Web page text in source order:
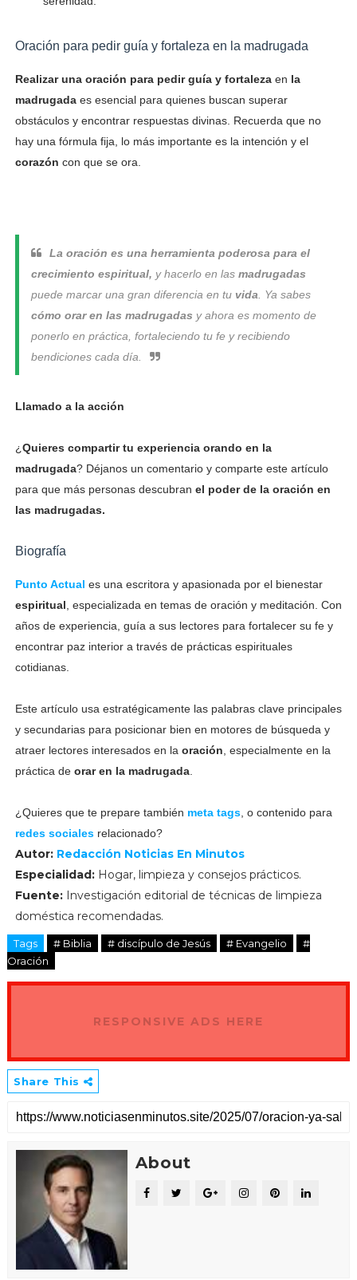
Oración para pedir guía y fortaleza en la madrugada
Realizar una oración para pedir guía y fortalezaen la
madrugadaes esencial para quienes buscan superar
obstáculos y encontrar respuestas divinas. Recuerda que no
hay una fórmula fija, lo más importante es la intención y el
corazón con que se ora.
La oración es una herramienta poderosa para el
crecimiento espiritual, y hacerlo en las madrugadas
puede marcar una gran diferencia en tu vida . Ya sabes
cómo orar en las madrugadas y ahora es momento de
ponerlo en práctica, fortaleciendo tu fe y recibiendo
bendiciones cada día.
Llamado a la acción
¿Quieres compartir tu experiencia orando en la
madrugada? Déjanos un comentario y comparte este artículo
para que más personas descubran el poder de la oración en
las madrugadas.
Biografía
Punto Actual es una escritora y apasionada por el bienestar
espiritual , especializada en temas de oración y meditación. Con
años de experiencia, guía a sus lectores para fortalecer su fe y
encontrar paz interior a través de prácticas espirituales
cotidianas.
Este artículo usa estratégicamente las palabras clave principales
y secundarias para posicionar bien en motores de búsqueda y
atraer lectores interesados en la oración , especialmente en la
práctica de orar en la madrugada.
¿Quieres que te prepare también meta tags, o contenido para
redes socialesrelacionado?
Autor: Redacción Noticias En Minutos
Especialidad:Hogar, limpieza y consejos prácticos.
Fuente:Investigación editorial de técnicas de limpieza
doméstica recomendadas.
Tags # Biblia # discípulo de Jesús # Evangelio
#
Oración
RESPONSIVE ADS HERE
Share This
About